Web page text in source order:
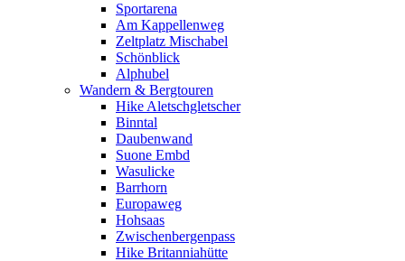
Sportarena
Am Kappellenweg
Zeltplatz Mischabel
Schönblick
Alphubel
Wandern & Bergtouren
Hike Aletschgletscher
Binntal
Daubenwand
Suone Embd
Wasulicke
Barrhorn
Europaweg
Hohsaas
Zwischenbergenpass
Hike Britanniahütte